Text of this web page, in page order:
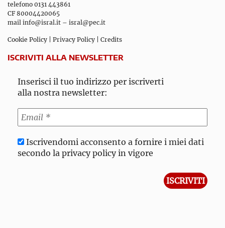
telefono 0131 443861
CF 80004420065
mail info@isral.it – isral@pec.it
Cookie Policy Privacy Policy Credits
ISCRIVITI ALLA NEWSLETTER
Inserisci il tuo indirizzo per iscriverti
alla nostra newsletter:
Iscrivendomi acconsento a fornire i miei dati
secondo la privacy policy in vigore